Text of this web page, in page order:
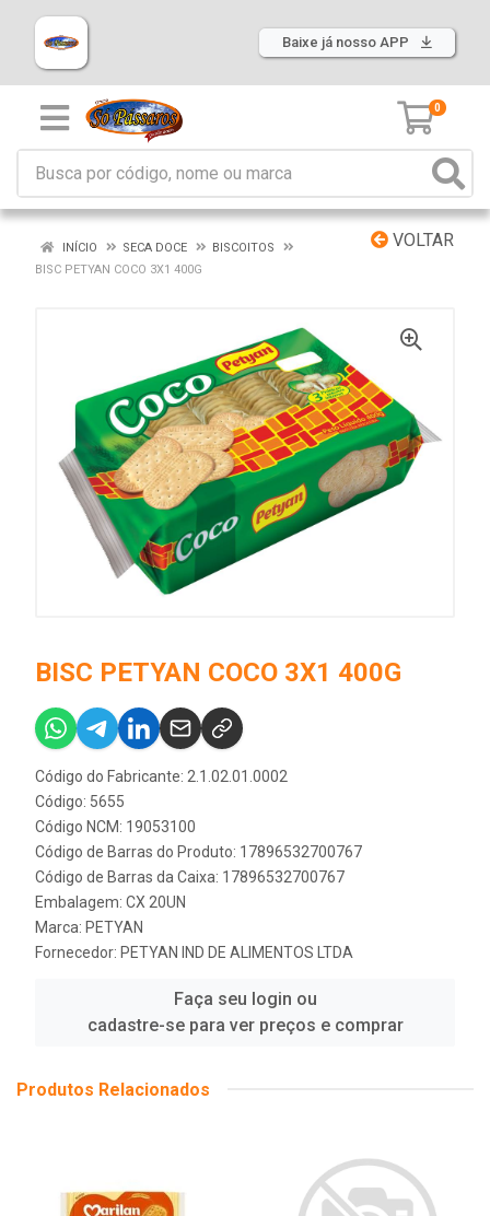
Baixe já nosso APP
0
VOLTAR
INÍCIO SECA DOCE
BISCOITOS
BISC PETYAN COCO 3X1 400G
BISC PETYAN COCO 3X1 400G
Código do Fabricante: 2.1.02.01.0002
Código: 5655
Código NCM: 19053100
Código de Barras do Produto: 17896532700767
Código de Barras da Caixa: 17896532700767
Embalagem: CX 20UN
Marca: PETYAN
Fornecedor: PETYAN IND DE ALIMENTOS LTDA
Faça seu login ou
cadastre-se para ver preços e comprar
Produtos Relacionados